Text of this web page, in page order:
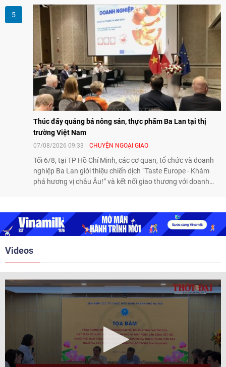
nhân dân có vai trò quan trọng trong việc củng cố nền tảng
xã hội, tăng cường hiểu biết, tin cậy và gắn bó giữa nhân
dân hai nước.
Thúc đẩy quảng bá nông sản, thực phẩm Ba Lan tại thị
trường Việt Nam
07/08/2026 09:33 CHUYỆN NGOẠI GIAO
Tối 6/8, tại TP Hồ Chí Minh, các cơ quan, tổ chức và doanh
nghiệp Ba Lan giới thiệu chiến dịch “Taste Europe - Khám
phá hương vị châu Âu!” và kết nối giao thương với doanh
Videos